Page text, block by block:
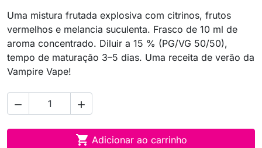
Uma mistura frutada explosiva com citrinos, frutos
vermelhos e melancia suculenta. Frasco de 10 ml de
aroma concentrado. Diluir a 15 % (PG/VG 50/50),
tempo de maturação 3–5 dias. Uma receita de verão da
Vampire Vape!
 
 Adicionar ao carrinho